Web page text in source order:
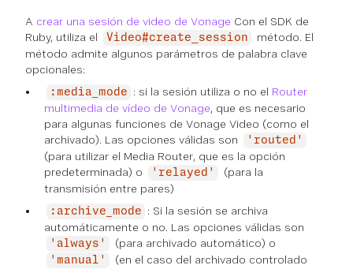
A crear una sesión de video de Vonage Con el SDK de
Ruby, utiliza el
Video#create_session
método. El
método admite algunos parámetros de palabra clave
opcionales:
:media_mode : si la sesión utiliza o no el Router
multimedia de vídeo de Vonage, que es necesario
para algunas funciones de Vonage Video (como el
archivado). Las opciones válidas son
'routed'
(para utilizar el Media Router, que es la opción
predeterminada) o
'relayed'
(para la
transmisión entre pares)
:archive_mode
: Si la sesión se archiva
automáticamente o no. Las opciones válidas son
'always' (para archivado automático) o
'manual'
(en el caso del archivado controlado